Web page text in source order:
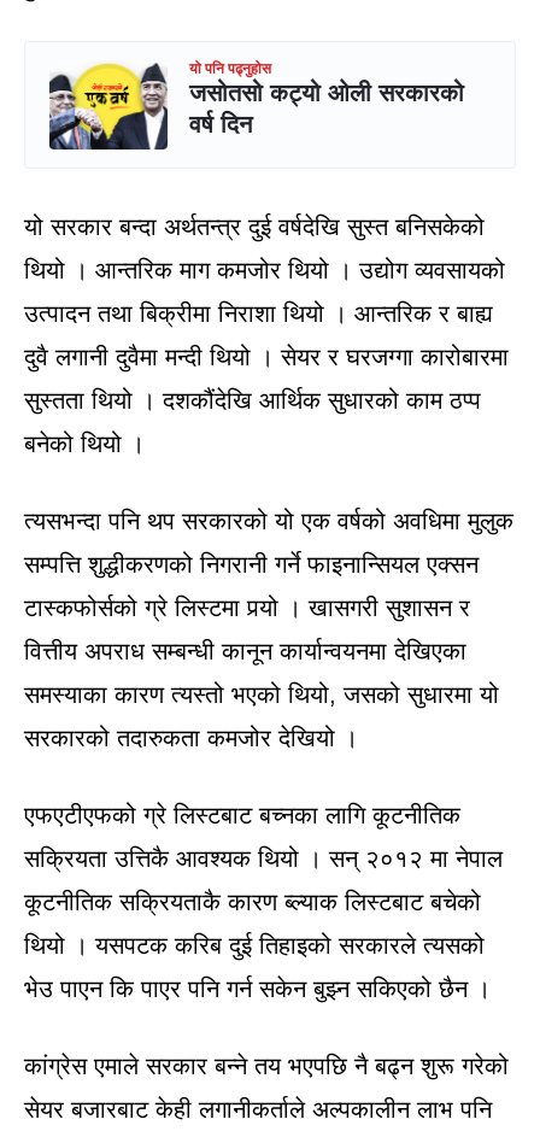
यो पनि पढ्नुहोस
जसोतसो कट्यो ओली सरकारको
वर्ष दिन
यो सरकार बन्दा अर्थतन्त्र दुई वर्षदेखि सुस्त बनिसकेको
थियो । आन्तरिक माग कमजोर थियो । उद्योग व्यवसायको
उत्पादन तथा बिक्रीमा निराशा थियो । आन्तरिक र बाह्य
दुवै लगानी दुवैमा मन्दी थियो । सेयर र घरजग्गा कारोबारमा
सुस्तता थियो । दशकौंदेखि आर्थिक सुधारको काम ठप्प
बनेको थियो ।
त्यसभन्दा पनि थप सरकारको यो एक वर्षको अवधिमा मुलुक
सम्पत्ति शुद्धीकरणको निगरानी गर्ने फाइनान्सियल एक्सन
टास्कफोर्सको ग्रे लिस्टमा पर्‍यो । खासगरी सुशासन र
वित्तीय अपराध सम्बन्धी कानून कार्यान्वयनमा देखिएका
समस्याका कारण त्यस्तो भएको थियो, जसको सुधारमा यो
सरकारको तदारुकता कमजोर देखियो ।
एफएटीएफको ग्रे लिस्टबाट बच्नका लागि कूटनीतिक
सक्रियता उत्तिकै आवश्यक थियो । सन् २०१२ मा नेपाल
कूटनीतिक सक्रियताकै कारण ब्ल्याक लिस्टबाट बचेको
थियो । यसपटक करिब दुई तिहाइको सरकारले त्यसको
भेउ पाएन कि पाएर पनि गर्न सकेन बुझ्न सकिएको छैन ।
कांग्रेस एमाले सरकार बन्ने तय भएपछि नै बढ्न शुरू गरेको
सेयर बजारबाट केही लगानीकर्ताले अल्पकालीन लाभ पनि